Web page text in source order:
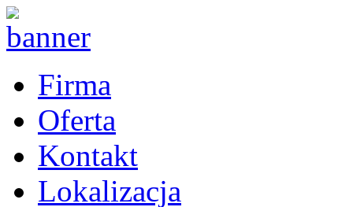
Firma
Oferta
Kontakt
Lokalizacja